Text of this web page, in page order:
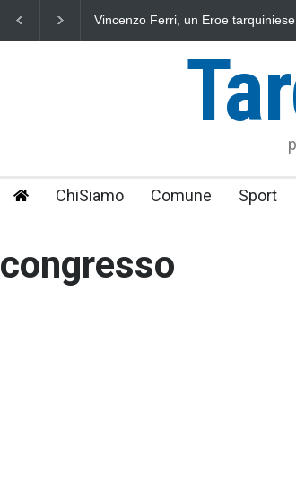
Vincenzo Ferri, un Eroe tarquiniese
ChiSiamo Comune Sport
congresso